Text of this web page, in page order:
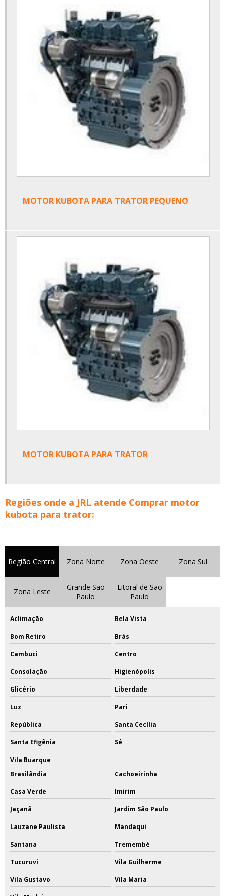
MOTOR KUBOTA PARA TRATOR PEQUENO
MOTOR KUBOTA PARA TRATOR
Regiões onde a JRL atende Comprar motor
kubota para trator:
Região Central Zona Norte Zona Oeste Zona Sul
Zona Leste
Grande São
Paulo
Litoral de São
Paulo
Aclimação Bela Vista
Bom Retiro Brás
Cambuci Centro
Consolação Higienópolis
Glicério Liberdade
Luz Pari
República Santa Cecília
Santa Efigênia Sé
Vila Buarque
Brasilândia
Cachoeirinha
Casa Verde Imirim
Jaçanã Jardim São Paulo
Lauzane Paulista Mandaqui
Santana Tremembé
Tucuruvi Vila Guilherme
Vila Gustavo Vila Maria